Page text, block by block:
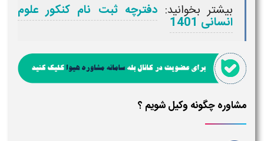
بیشتر بخوانید: دفترچه ثبت نام کنکور علوم
انسانی 1401
مشاوره چگونه وکیل شویم ؟